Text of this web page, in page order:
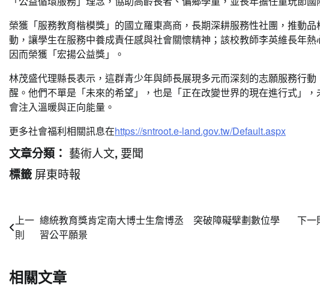
榮獲「服務教育楷模獎」的國立羅東高商，長期深耕服務性社團，推動
動，讓學生在服務中養成責任感與社會關懷精神；該校教師李英維長年
因而榮獲「宏揚公益獎」。
林茂盛代理縣長表示，這群青少年與師長展現多元而深刻的志願服務行
醒。他們不單是「未來的希望」，也是「正在改變世界的現在進行式」
會注入溫暖與正向能量。
更多社會福利相關訊息在https://sntroot.e-land.gov.tw/Default.aspx
文章分類： 藝術人文, 要聞
標籤 屏東時報
文
章
導
覽
上一
則
總統教育獎肯定南大博士生詹博丞 突破障礙擘劃數位學
習公平願景
下一
相關文章